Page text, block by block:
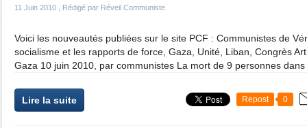
11 Juin 2010 , Rédigé par Réveil Communiste
Voici les nouveautés publiées sur le site PCF : Communistes de
socialisme et les rapports de force, Gaza, Unité, Liban, Congrès
Gaza 10 juin 2010, par communistes La mort de 9 personnes dans
Lire la suite Repost 0